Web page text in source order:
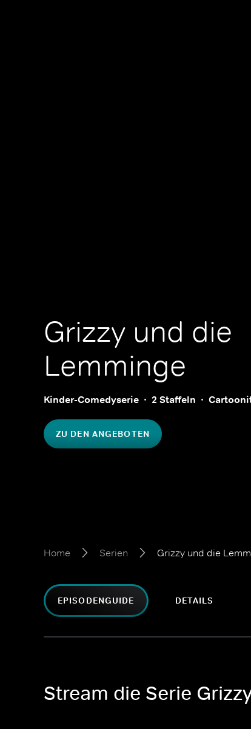
Grizzy und die
Lemminge
Kinder-Comedyserie 2 Staffeln
ZU DEN ANGEBOTEN
Home Serien Grizzy und die
EPISODENGUIDE DETAILS
Stream die Serie